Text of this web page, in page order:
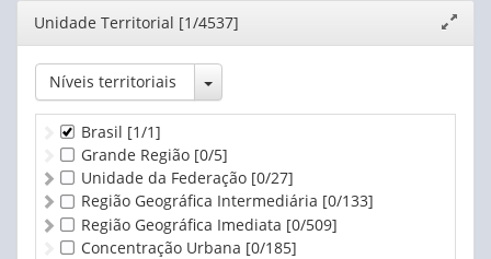
Editor
janela
Unidade Territorial [1/4537]
Níveis territoriais Toggle Dropdown
Brasil [1/1]
Grande Região [0/5]
Unidade da Federação [0/27]
Região Geográfica Intermediária [0/133]
Região Geográfica Imediata [0/509]
Concentração Urbana [0/185]